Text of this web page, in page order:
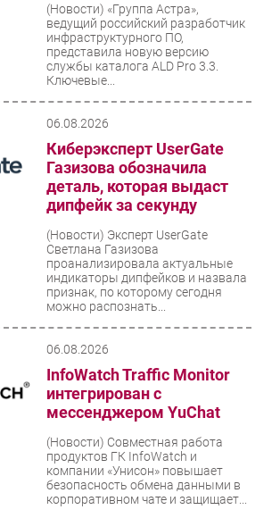
(Новости) «Группа Астра»,
ведущий российский разработчик
инфраструктурного ПО,
представила новую версию
службы каталога ALD Pro 3.3.
Ключевые...
06.08.2026
Киберэксперт UserGate
Газизова обозначила
деталь, которая выдаст
дипфейк за секунду
(Новости) Эксперт UserGate
Светлана Газизова
проанализировала актуальные
индикаторы дипфейков и назвала
признак, по которому сегодня
можно распознать...
06.08.2026
InfoWatch Traffic Monitor
интегрирован с
мессенджером YuChat
(Новости) Совместная работа
продуктов ГК InfoWatch и
компании «Унисон» повышает
безопасность обмена данными в
корпоративном чате и защищает...